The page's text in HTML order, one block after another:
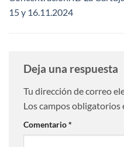
15 y 16.11.2024
Deja una respuesta
Tu dirección de correo
Los campos obligatorios
Comentario*